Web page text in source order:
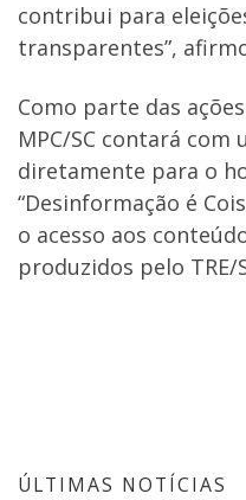
contribui para
transparentes”,
Como parte das
MPC/SC contará
diretamente para o
“Desinformação é
o acesso aos
produzidos pelo TRE/
ÚLTIMAS NOTÍCIAS